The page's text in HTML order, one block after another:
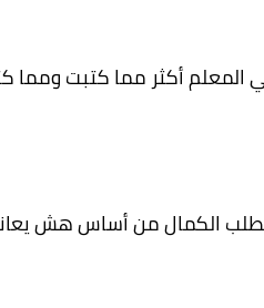
المعلم أكثر مما كتبت ومما
الكمال من أساس هش